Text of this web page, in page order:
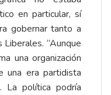
en particular, sí
gobernar tanto a
“Aunque
una organización
una era partidista
La política podría